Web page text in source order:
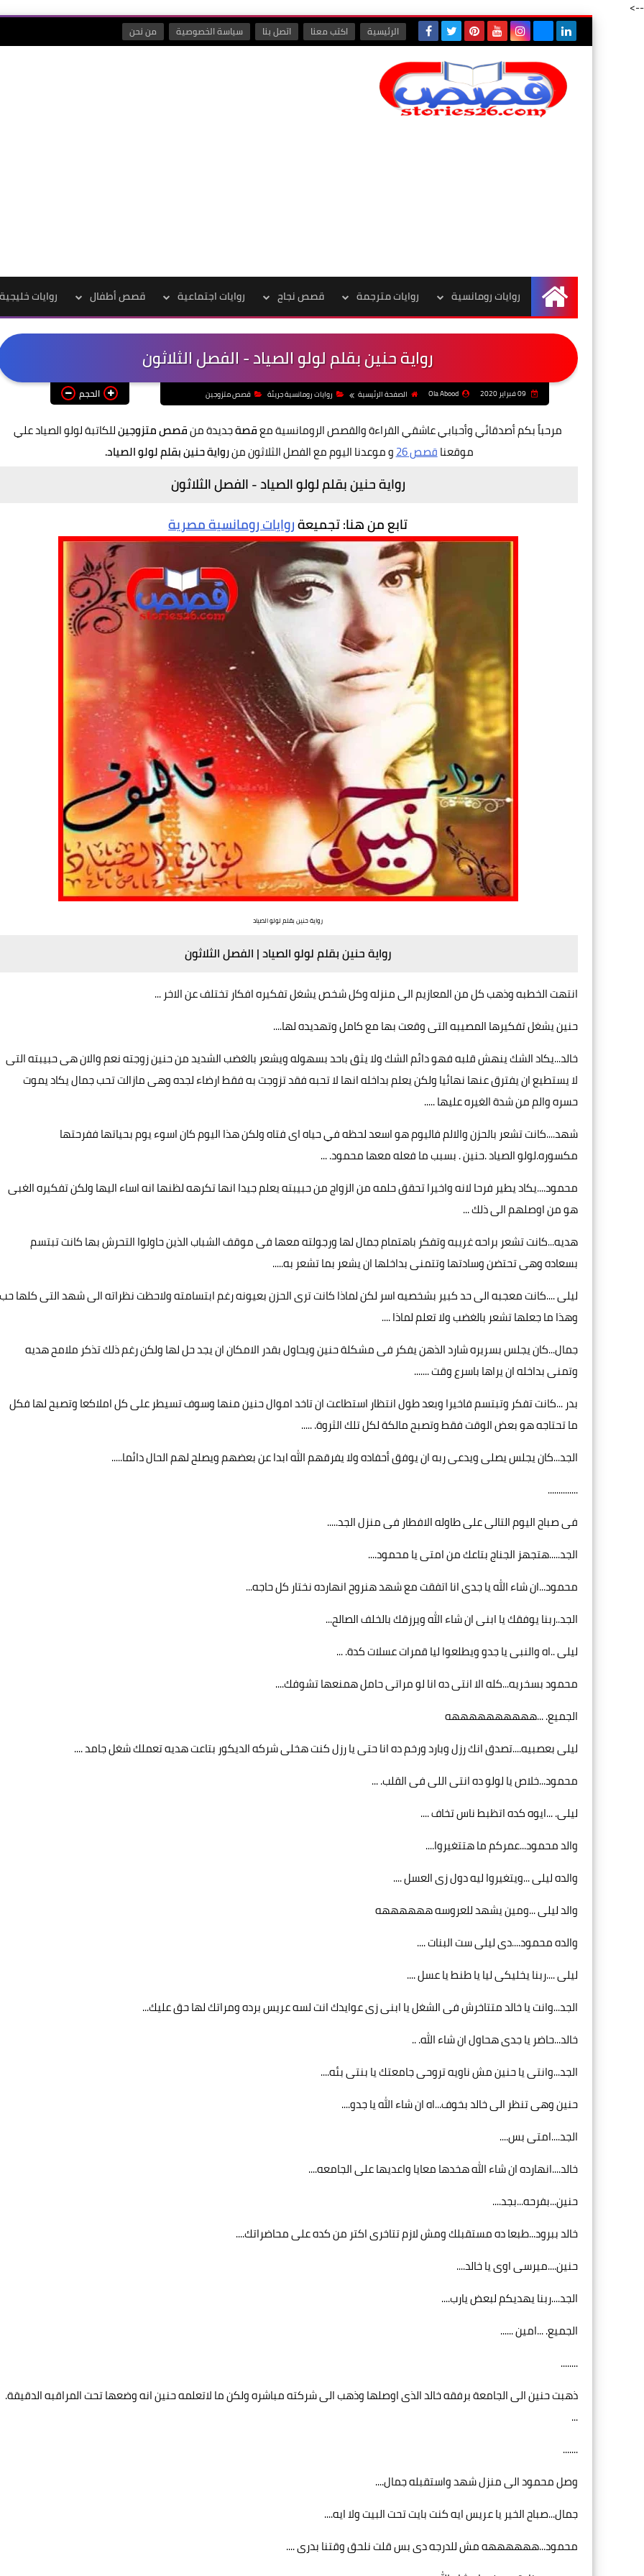
-->
الرئيسية اكتب معنا اتصل بنا سياسة الخصوصية من نحن
الرئيسية
روايات رومانسية روايات مترجمة قصص نجاح روايات اجتماعية قصص أطفال روايات خليجية
رواية حنين بقلم لولو الصياد - الفصل الثلاثون
Ola Abood الصفحة الرئيسية روايات رومانسية جريئة قصص متزوجين الحجم
مرحباً بكم أصدقائي وأحبابي عاشقي القراءة والقصص الرومانسية معقصةجديدة منقصص متزوجينللكاتبة لولو الصياد علي
موقعناقصص 26 و موعدنا اليوم مع الفصل الثلاثون منرواية حنين بقلم لولو الصياد.
رواية حنين بقلم لولو الصياد - الفصل الثلاثون
تابع من هنا: تجميعةروايات رومانسية مصرية
رواية حنين بقلم لولو الصياد
رواية حنين بقلم لولو الصياد | الفصل الثلاثون
انتهت الخطبه وذهب كل من المعازيم الى منزله وكل شخص يشغل تفكيره افكار تختلف عن الاخر ...
حنين يشغل تفكيرها المصيبه التى وقعت بها مع كامل وتهديده لها....
خالد...يكاد الشك ينهش قلبه فهو دائم الشك ولا يثق باحد بسهوله ويشعر بالغضب الشديد من حنين زوجته نعم والان هى حبيبته التى
لا يستطيع ان يفترق عنها نهائيا ولكن يعلم بداخله انها لا تحبه فقد تزوجت به فقط ارضاء لجده وهى مازالت تحب جمال يكاد يموت
حسره والم من شدة الغيره عليها .....
شهد....كانت تشعر بالحزن والالم فاليوم هو اسعد لحظه في حياه اى فتاه ولكن هذا اليوم كان اسوء يوم بحياتها ففرحتها
مكسوره.لولو الصياد .حنين . بسبب ما فعله معها محمود. ...
محمود....يكاد يطير فرحا لانه واخيرا تحقق حلمه من الزواج من حبيبته يعلم جيدا انها تكرهه لظنها انه اساء اليها ولكن تفكيره الغبى
هو من اوصلهم الى ذلك ...
هديه...كانت تشعر براحه غريبه وتفكر باهتمام جمال لها ورجولته معها فى موقف الشباب الذين حاولوا التحرش بها كانت تبتسم
بسعاده وهى تحتضن وسادتها وتتمنى بداخلها ان يشعر بما تشعر به.....
ليلى ....كانت معجبه الى حد كبير بشخصيه اسر لكن لماذا كانت ترى الحزن بعيونه رغم ابتسامته ولاحظت نظراته الى شهد التى كلها حب
وهذا ما جعلها تشعر بالغضب ولا تعلم لماذا ....
جمال...كان يجلس بسريره شارد الذهن يفكر فى مشكلة حنين ويحاول بقدر الامكان ان يجد حل لها ولكن رغم ذلك تذكر ملامح هديه
وتمنى بداخله ان يراها باسرع وقت .......
بدر ...كانت تفكر وتبتسم فاخيرا وبعد طول انتظار استطاعت ان تاخد اموال حنين منها وسوف تسيطر على كل املاكعا وتصبح لها فكل
ما تحتاجه هو بعض الوقت فقط وتصبح مالكة لكل تلك الثروة. .....
الجد...كان يجلس يصلى ويدعى ربه ان يوفق أحفاده ولا يفرقهم الله ابدا عن بعضهم ويصلح لهم الحال دائما.....
..............
فى صباح اليوم التالى على طاوله الافطار فى منزل الجد.....
الجد.....هتجهز الجناج بتاعك من امتى يا محمود....
محمود...ان شاء الله يا جدى انا اتفقت مع شهد هنروح انهارده نختار كل حاجه...
الجد..ربنا يوفقك يا ابنى ان شاء الله ويرزقك بالخلف الصالح...
ليلى ..اه والنبى يا جدو ويطلعوا ليا قمرات عسلات كدة. ...
محمود بسخريه...كله الا انتى ده انا لو مراتى حامل همنعها تشوفك....
الجميع. ...ههههههههههه
ليلى بعصبيه....تصدق انك رزل وبارد ورخم ده انا حتى يا رزل كنت هخلى شركه الديكور بتاعت هديه تعملك شغل جامد ....
محمود...خلاص يا لولو ده انتى اللى فى القلب. ...
ليلى. ...ايوه كده اتظبط ناس تخاف ....
والد محمود...عمركم ما هتتغيروا....
والده ليلى ...ويتغيروا ليه دول زى العسل ....
والد ليلى ...ومين يشهد للعروسه ههههههه
والده محمود....دى ليلى ست البنات ....
ليلى ....ربنا يخليكى ليا يا طنط يا عسل ....
الجد...وانت يا خالد متتاخرش فى الشغل يا ابنى زى عوايدك انت لسه عريس برده ومراتك لها حق عليك...
خالد...حاضر يا جدى هحاول ان شاء الله. ..
الجد...وانتى يا حنين مش ناويه تروحى جامعتك يا بنتى بئه....
حنين وهى تنظر الى خالد بخوف...اه ان شاء الله يا جدو....
الجد....امتى بس....
خالد....انهارده ان شاء الله هخدها معايا واعديها على الجامعه....
حنين...بفرحه...بجد....
خالد ببرود...طبعا ده مستقبلك ومش لازم تتاخرى اكتر من كده على محاضراتك....
حنين....ميرسى اوى يا خالد....
الجد....ربنا يهديكم لبعض يارب....
الجميع. ...امين ......
........
ذهبت حنين الى الجامعة برفقه خالد الذى اوصلها وذهب الى شركته مباشره ولكن ما لاتعلمه حنين انه وضعها تحت المراقبه الدقيقة.
...
.......
وصل محمود الى منزل شهد واستقبله جمال....
جمال...صباح الخير يا عريس ايه كنت بايت تحت البيت ولا ايه....
محمود...ههههههه مش للدرجه دى بس قلت نلحق وقتنا بدرى ....